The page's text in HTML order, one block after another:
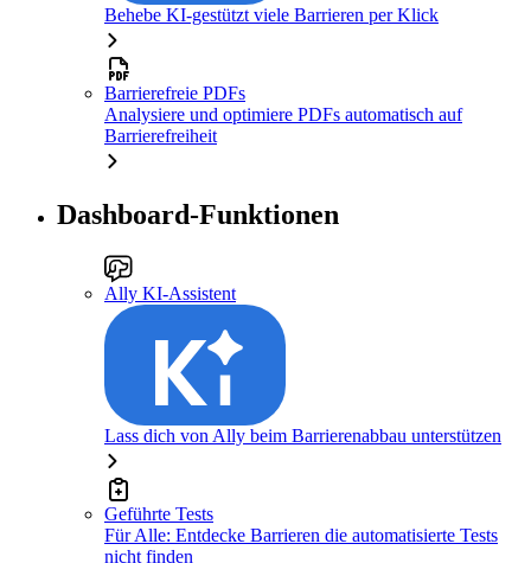
Behebe KI-gestützt viele Barrieren per Klick
Barrierefreie PDFs
Analysiere und optimiere PDFs automatisch auf
Barrierefreiheit
Dashboard-Funktionen
Ally KI-Assistent
Lass dich von Ally beim Barrierenabbau unterstützen
Geführte Tests
Für Alle: Entdecke Barrieren die automatisierte Tests
nicht finden